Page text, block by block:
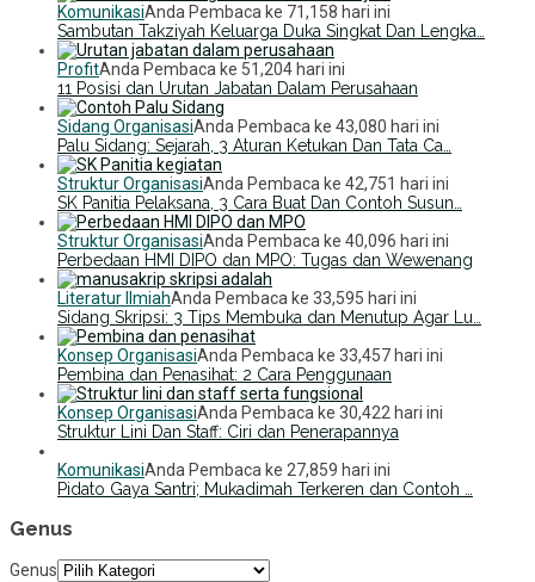
KomunikasiAnda Pembaca ke 71,158 hari ini
Sambutan Takziyah Keluarga Duka Singkat Dan Lengka…
ProfitAnda Pembaca ke 51,204 hari ini
11 Posisi dan Urutan Jabatan Dalam Perusahaan
Sidang OrganisasiAnda Pembaca ke 43,080 hari ini
Palu Sidang: Sejarah, 3 Aturan Ketukan Dan Tata Ca…
Struktur OrganisasiAnda Pembaca ke 42,751 hari ini
SK Panitia Pelaksana, 3 Cara Buat Dan Contoh Susun…
Struktur OrganisasiAnda Pembaca ke 40,096 hari ini
Perbedaan HMI DIPO dan MPO: Tugas dan Wewenang
Literatur IlmiahAnda Pembaca ke 33,595 hari ini
Sidang Skripsi: 3 Tips Membuka dan Menutup Agar Lu…
Konsep OrganisasiAnda Pembaca ke 33,457 hari ini
Pembina dan Penasihat: 2 Cara Penggunaan
Konsep OrganisasiAnda Pembaca ke 30,422 hari ini
Struktur Lini Dan Staff: Ciri dan Penerapannya
KomunikasiAnda Pembaca ke 27,859 hari ini
Pidato Gaya Santri; Mukadimah Terkeren dan Contoh …
Genus
Genus